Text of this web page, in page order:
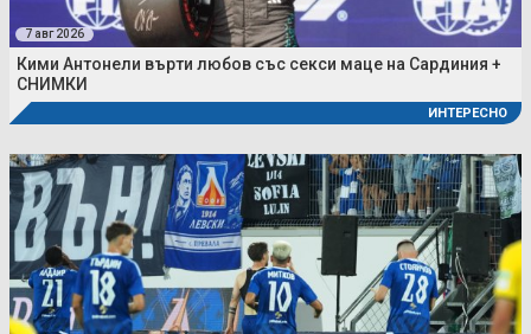
7 авг 2026
Кими Антонели върти любов със секси маце на Сардиния +
СНИМКИ
ИНТЕРЕСНО